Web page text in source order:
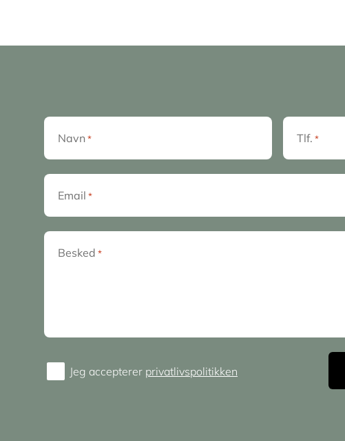
Navn * Tlf. *
Email *
Besked *
ConsentJeg accepterer privatlivspolitikken